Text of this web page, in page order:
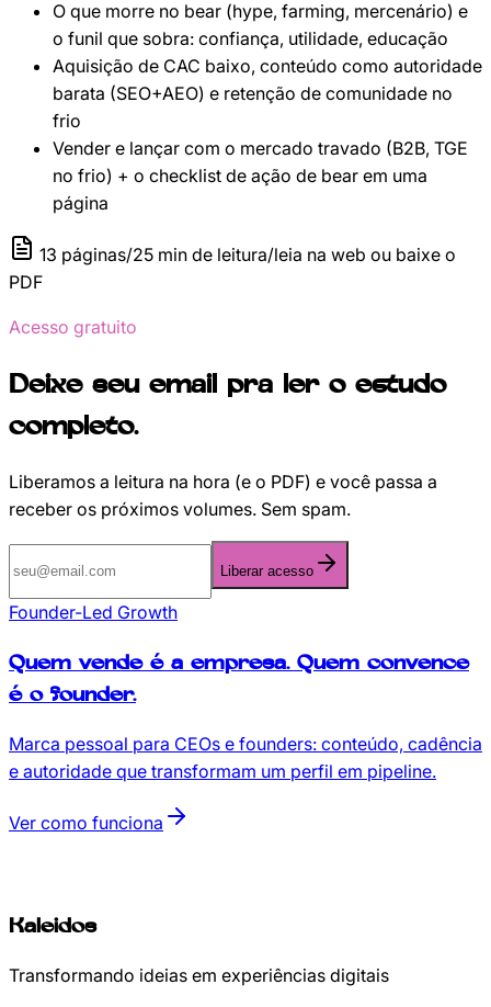
O que morre no bear (hype, farming, mercenário) e
o funil que sobra: confiança, utilidade, educação
Aquisição de CAC baixo, conteúdo como autoridade
barata (SEO+AEO) e retenção de comunidade no
frio
Vender e lançar com o mercado travado (B2B, TGE
no frio) + o checklist de ação de bear em uma
página
13 páginas/25 min de leitura/leia na web ou baixe o
PDF
Acesso gratuito
Deixe seu email pra ler o estudo
completo.
Liberamos a leitura na hora (e o PDF) e você passa a
receber os próximos volumes. Sem spam.
Liberar acesso
Founder-Led Growth
Quem vende é a empresa. Quem convence
é o founder.
Marca pessoal para CEOs e founders: conteúdo, cadência
e autoridade que transformam um perfil em pipeline.
Ver como funciona
Kaleidos
Transformando ideias em experiências digitais